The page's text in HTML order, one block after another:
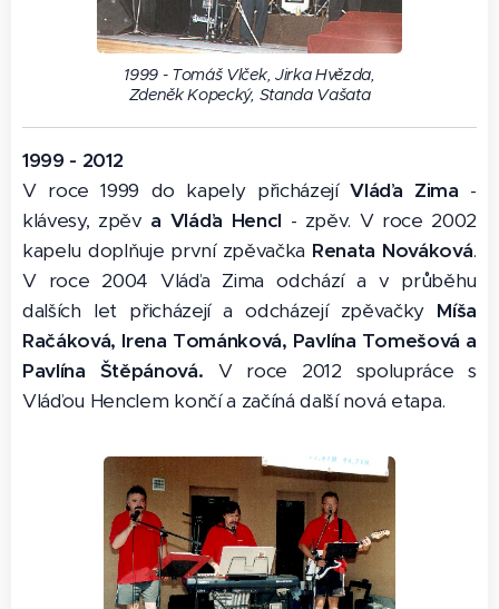
1999 - Tomáš Vlček, Jirka Hvězda,
Zdeněk Kopecký, Standa Vašata
1999 - 2012
V roce 1999 do kapely přicházejíVláďa Zima -
klávesy, zpěv a Vláďa Hencl - zpěv. V roce 2002
kapelu doplňuje první zpěvačka Renata Nováková.
V roce 2004 Vláďa Zima odchází a v průběhu
dalších let přicházejí a odcházejí zpěvačky Míša
Račáková, Irena Tománková, Pavlína Tomešová a
Pavlína Štěpánová. V roce 2012 spolupráce s
Vláďou Henclem končí a začíná další nová etapa.